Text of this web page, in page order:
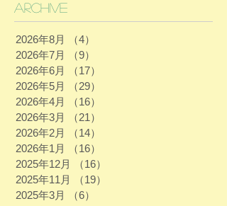
Archive
2026年8月 （4）
2026年7月
（9）
2026年6月
（17）
2026年5月
（29）
2026年4月
（16）
2026年3月
（21）
2026年2月
（14）
2026年1月
（16）
2025年12月
（16）
2025年11月
（19）
2025年3月
（6）